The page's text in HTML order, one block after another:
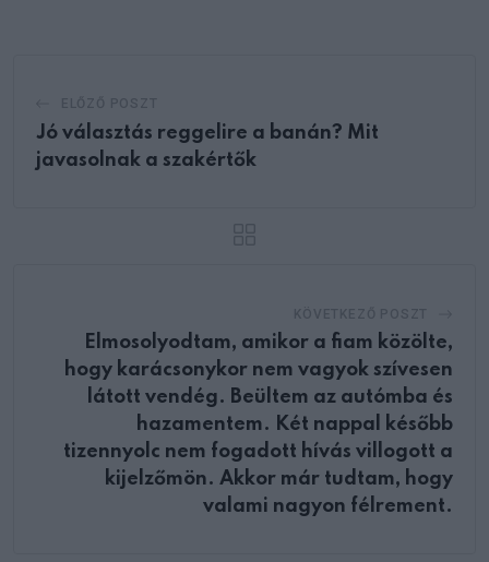
Jó választás reggelire a banán? Mit
javasolnak a szakértők
Elmosolyodtam, amikor a fiam közölte,
hogy karácsonykor nem vagyok szívesen
látott vendég. Beültem az autómba és
hazamentem. Két nappal később
tizennyolc nem fogadott hívás villogott a
kijelzőmön. Akkor már tudtam, hogy
valami nagyon félrement.